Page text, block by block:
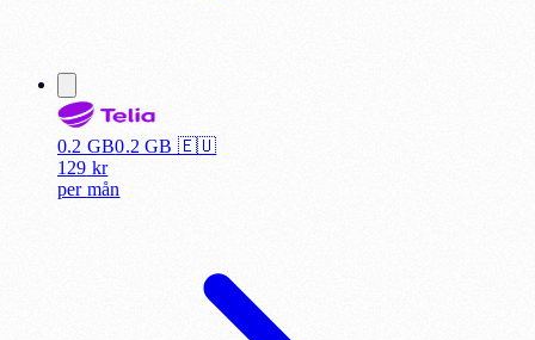
0.2 GB0.2 GB 🇪🇺
129 kr
per mån